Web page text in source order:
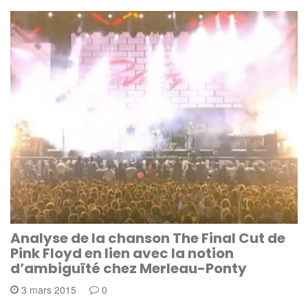
Analyse de la chanson The Final Cut de
Pink Floyd en lien avec la notion
d’ambiguïté chez Merleau-Ponty
3 mars 2015 0